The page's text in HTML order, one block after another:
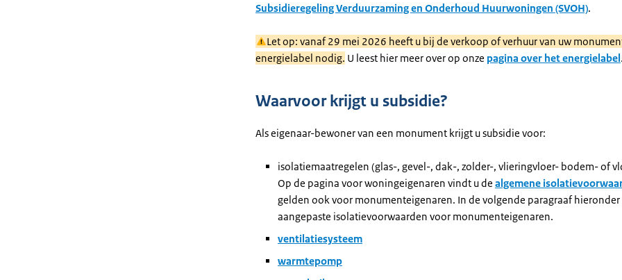
Subsidieregeling Verduurzaming en Onderhoud Huurwoningen (SVOH).
Let op: vanaf 29 mei 2026 heeft u bij de verkoop of verhuur van uw
energielabel nodig. U leest hier meer over op onze pagina over het energielabel
Waarvoor krijgt u subsidie?
Als eigenaar-bewoner van een monument krijgt u subsidie voor:
isolatiemaatregelen (glas-, gevel-, dak-, zolder-, vlieringvloer- bodem- of
Op de pagina voor woningeigenaren vindt u de algemene
gelden ook voor monumenteigenaren. In de volgende paragraaf hieronder
aangepaste isolatievoorwaarden voor monumenteigenaren.
ventilatiesysteem
warmtepomp